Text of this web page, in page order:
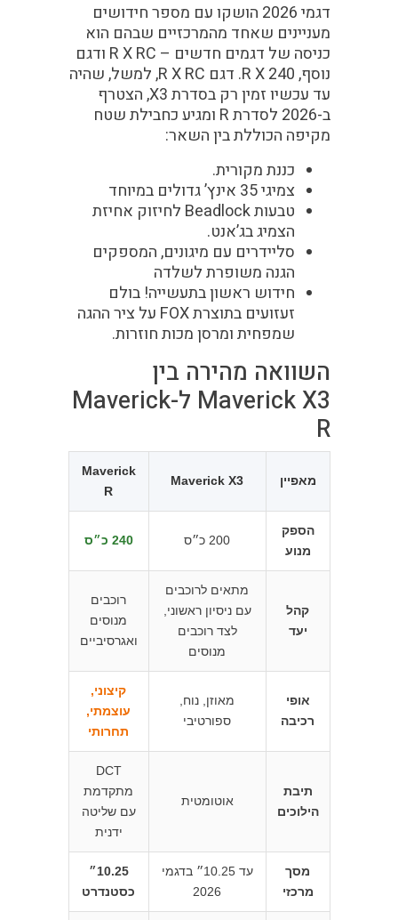
דגמי 2026 הושקו עם מספר חידושים
מעניינים שאחד מהמרכזיים שבהם הוא
כניסה של דגמים חדשים – R X RC ודגם
נוסף, R X 240. דגם R X RC, למשל, שהיה
עד עכשיו זמין רק בסדרת X3, הצטרף
ב-2026 לסדרת R ומגיע כחבילת שטח
מקיפה הכוללת בין השאר:
כננת מקורית.
צמיגי 35 אינץ’ גדולים במיוחד
טבעות Beadlock לחיזוק אחיזת
הצמיג בג’אנט.
סליידרים עם מיגונים, המספקים
הגנה משופרת לשלדה
חידוש ראשון בתעשייה! בולם
זעזועים בתוצרת FOX על ציר ההגה
שמפחית ומרסן מכות חוזרות.
השוואה מהירה בין
Maverick X3 ל-Maverick
R
מאפיין Maverick X3
Maverick
R
הספק
מנוע
200 כ״ס 240 כ״ס
קהל
יעד
מתאים לרוכבים
עם ניסיון ראשוני,
לצד רוכבים
מנוסים
רוכבים
מנוסים
ואגרסיביים
אופי
רכיבה
מאוזן, נוח,
ספורטיבי
קיצוני,
עוצמתי,
תחרותי
תיבת
הילוכים
אוטומטית
DCT
מתקדמת
עם שליטה
ידנית
מסך
מרכזי
עד 10.25״ בדגמי
2026
10.25״
כסטנדרט